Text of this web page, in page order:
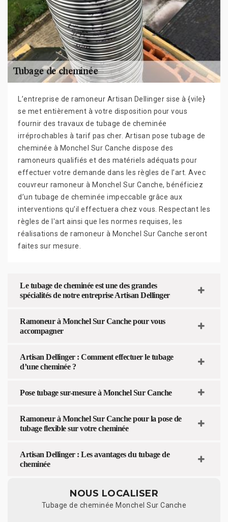
L’entreprise de ramoneur Artisan Dellinger sise à {vile}
se met entièrement à votre disposition pour vous
fournir des travaux de tubage de cheminée
irréprochables à tarif pas cher. Artisan pose tubage de
cheminée à Monchel Sur Canche dispose des
ramoneurs qualifiés et des matériels adéquats pour
effectuer votre demande dans les règles de l’art. Avec
couvreur ramoneur à Monchel Sur Canche, bénéficiez
d’un tubage de cheminée impeccable grâce aux
interventions qu’il effectuera chez vous. Respectant les
règles de l'art ainsi que les normes requises, les
réalisations de ramoneur à Monchel Sur Canche seront
faites sur mesure.
Le tubage de cheminée est une des grandes
spécialités de notre entreprise Artisan Dellinger
Ramoneur à Monchel Sur Canche pour vous
accompagner
Artisan Dellinger : Comment effectuer le tubage
d’une cheminée ?
Pose tubage sur-mesure à Monchel Sur Canche
Ramoneur à Monchel Sur Canche pour la pose de
tubage flexible sur votre cheminée
Artisan Dellinger : Les avantages du tubage de
cheminée
NOUS LOCALISER
Tubage de cheminée Monchel Sur Canche